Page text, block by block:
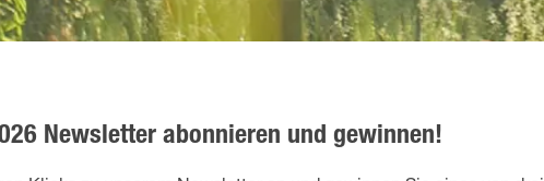
Newsletter abonnieren und gewinnen!